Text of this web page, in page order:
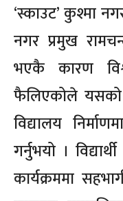
‘स्काउट’ कुश्मा
नगर प्रमुख
भएकै कारण
फैलिएकोले यसको
विद्यालय
गर्नुभयो ।
कार्यक्रममा